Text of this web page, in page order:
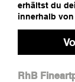
erhältst du
innerhalb von
RhB